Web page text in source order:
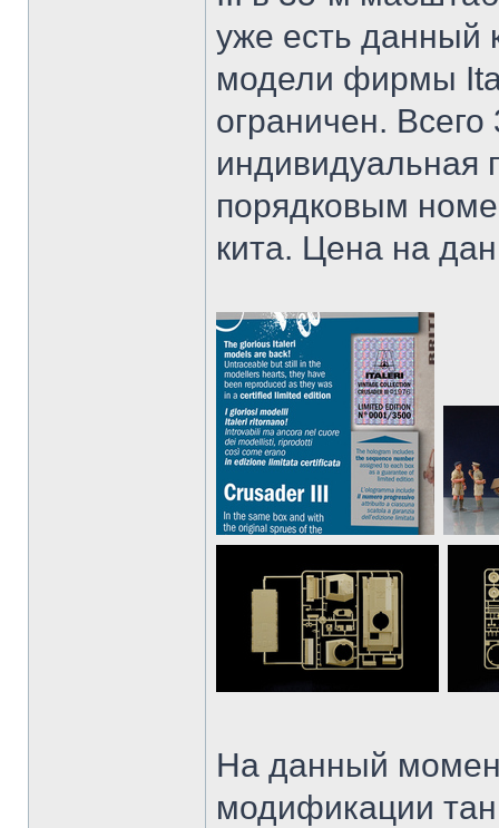
уже есть данный
модели фирмы
ограничен.
индивидуальная
порядковым
кита. Цена на
На данный
модификации